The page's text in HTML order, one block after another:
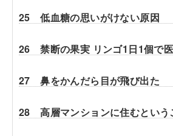
25 低血糖の思いがけない原因
26 禁断の果実 リンゴ1日1個で
27 鼻をかんだら目が飛び出た
28 高層マンションに住むという